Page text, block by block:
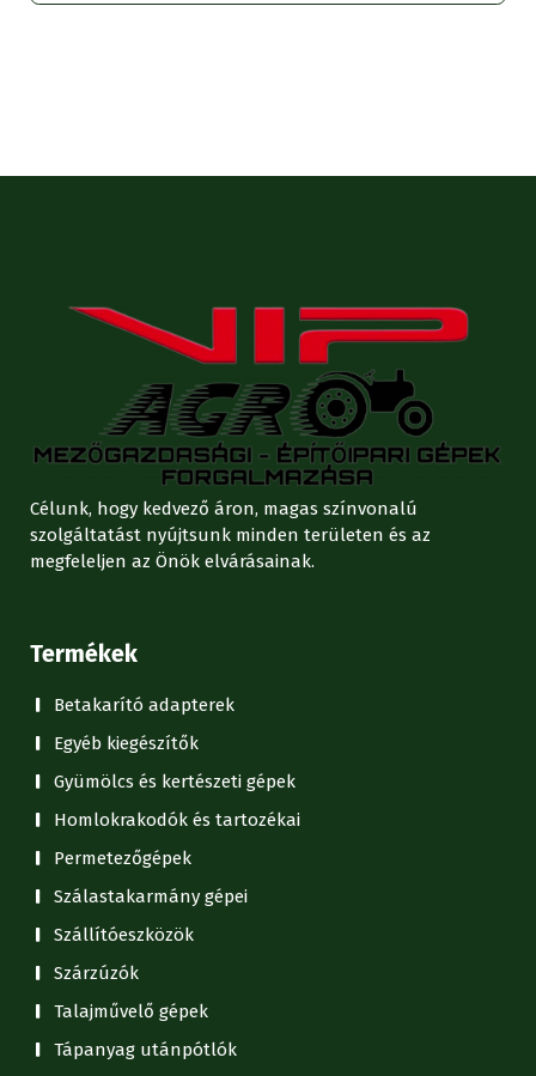
Célunk, hogy kedvező áron, magas színvonalú
szolgáltatást nyújtsunk minden területen és az
megfeleljen az Önök elvárásainak.
Termékek
Betakarító adapterek
Egyéb kiegészítők
Gyümölcs és kertészeti gépek
Homlokrakodók és tartozékai
Permetezőgépek
Szálastakarmány gépei
Szállítóeszközök
Szárzúzók
Talajművelő gépek
Tápanyag utánpótlók